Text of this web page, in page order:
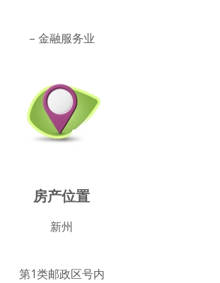
– 金融服务业
房产位置
新州
第1类邮政区号内